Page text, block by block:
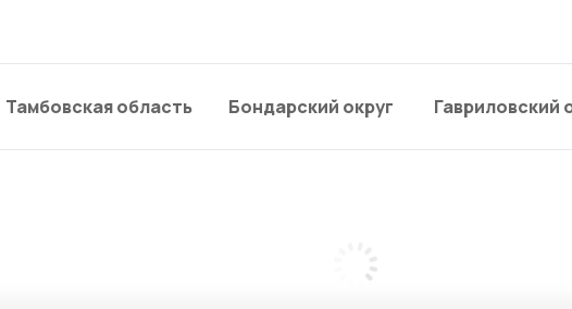
Тамбовская область Бондарский округ Гавриловский